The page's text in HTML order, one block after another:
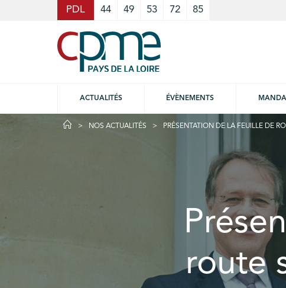
PDL 44 49 53 72 85
ACTUALITÉS ÉVÈNEMENTS
NOS ACTUALITÉS PRÉSENTATION DE LA FEUILLE DE
route
Cookies management panel